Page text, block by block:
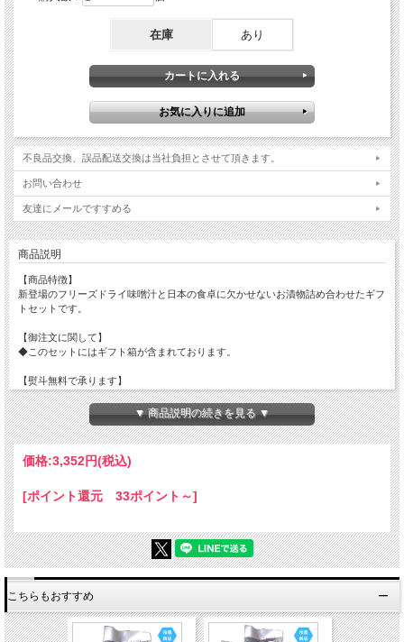
在庫 あり
不良品交換、誤品配送交換は当社負担とさせて頂きます。
お問い合わせ
友達にメールですすめる
商品説明
【商品特徴】
新登場のフリーズドライ味噌汁と日本の食卓に欠かせないお漬物詰め合わせたギフ
トセットです。
【御注文に関して】
◆このセットにはギフト箱が含まれております。
【熨斗無料で承ります】
のし・包装から用途を選択下さい。
名入れご希望の方は、お名前を入力下さい。
【紙袋ご用意できます】
手提げ袋から要・不要を選択下さい。
・峰村醸造のフリーズドライ味噌汁×4個
・熟成味噌漬 胡瓜100ｇ
・ギフト箱
▼ 商品説明の続きを見る ▼
価格:3,352円(税込)
[ポイント還元 33ポイント～]
こちらもおすすめ